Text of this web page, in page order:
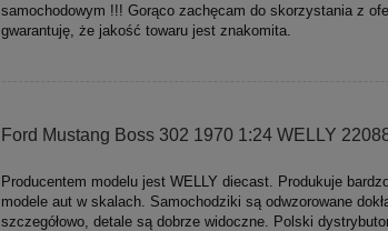
samochodowym !!! Gorąco zachęcam do skorzystania z
gwarantuję, że jakość towaru jest znakomita.
Ford Mustang Boss 302 1970 1:24 WELLY
Producentem modelu jest WELLY diecast. Produkuje
modele aut w skalach. Samochodziki są odwzorowane
szczegółowo, detale są dobrze widoczne. Polski